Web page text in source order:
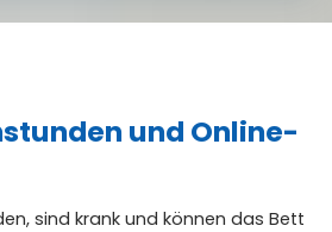
und Online-
sind krank und können das Bett